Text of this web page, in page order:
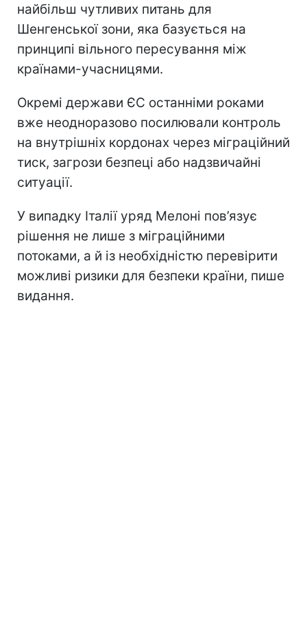
найбільш чутливих питань для
Шенгенської зони, яка базується на
принципі вільного пересування між
країнами-учасницями.
Окремі держави ЄС останніми роками
вже неодноразово посилювали контроль
на внутрішніх кордонах через міграційний
тиск, загрози безпеці або надзвичайні
ситуації.
У випадку Італії уряд Мелоні пов’язує
рішення не лише з міграційними
потоками, а й із необхідністю перевірити
можливі ризики для безпеки країни, пише
видання.